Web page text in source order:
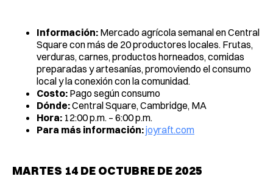
Información: Mercado agrícola semanal en Central
Square con más de 20 productores locales. Frutas,
verduras, carnes, productos horneados, comidas
preparadas y artesanías, promoviendo el consumo
local y la conexión con la comunidad.
Costo: Pago según consumo
Dónde:Central Square, Cambridge, MA
Hora: 12:00 p.m. – 6:00 p.m.
Para más información:joyraft.com
MARTES 14 DE OCTUBRE DE 2025